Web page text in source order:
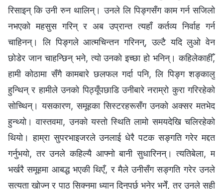
रिसाइन् कि उनी रुन थालिन्। उनले लि पिङ्गसँग काम गर्न सजिलो
नभएको महसुस गरिन् र अब उप्रान्त त्यहाँ कर्तव्य निर्वाह गर्न
चाहिनन्। लि पिङ्गले आत्मचिन्तन गरिनन्, उल्टै यदि लुओ वेन
छोडेर जान चाहन्छिन् भने, त्यो उनको इच्छा हो भनिन्। कहिलेकाहीँ,
हामी कोठामा सँगै कामबारे छलफल गर्दा पनि, लि पिङ्ग शङ्कालु
हुन्थिन् र हामीले उनको पिठ्यूँपछाडि उनीबारे नराम्रो कुरा गरिरहेको
सोच्थिन्। यसकारण, समूहका सिस्टरहरूसँग उनको अक्सर मतभेद
हुन्थ्यो। वास्तवमा, उनको यस्ताे स्थिति लामो समयदेखि चलिरहेको
थियो। हाम्रा सुपरभाइजरले उनलाई धेरै पटक सङ्गति गरेर मद्दत
गर्नुभयो, तर उनले कहिल्यै आफ्नो बानी सुधारिनन्। त्यतिबेला, म
भर्खरै समूहमा आबद्ध भएकी थिएँ, र मैले उनीसँग सङ्गति गरेर उनले
सत्यता खोज्न र पाठ सिक्नमा ध्यान दिनुपर्छ भनेर भनेँ, तर उनले सही